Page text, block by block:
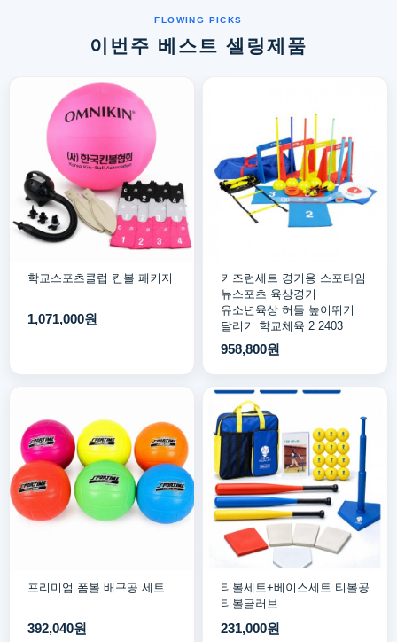
이번주 베스트 셀링제품
학교스포츠클럽 킨볼 패키지
1,071,000원
키즈런세트 경기용 스포타임
뉴스포츠 육상경기
유소년육상 허들 높이뛰기
달리기 학교체육 2 2403
958,800원
프리미엄 폼볼 배구공 세트
392,040원
티볼세트+베이스세트 티볼공
티볼글러브
231,000원